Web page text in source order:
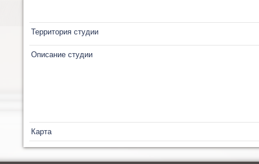
Территория студии
Описание студии
Карта